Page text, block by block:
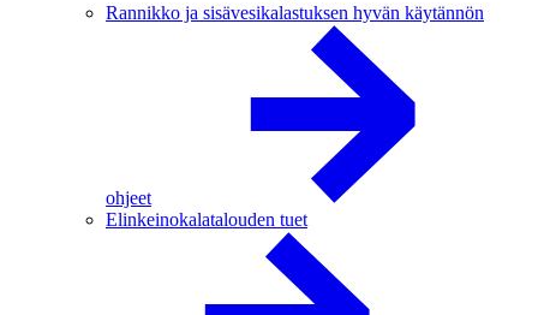
Rannikko ja sisävesikalastuksen hyvän käytännön
ohjeet
Elinkeinokalatalouden tuet